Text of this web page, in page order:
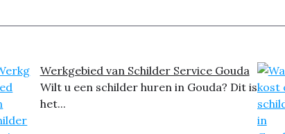
Werkgebied van Schilder Service Gouda
Wilt u een schilder huren in Gouda? Dit is
het...